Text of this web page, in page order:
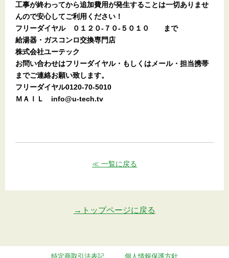
工事が終わってから追加費用が発生することは一切ありませ
んので安心してご利用ください！
フリーダイヤル ０１２０-７０-５０１０ まで
給湯器・ガスコンロ交換専門店
株式会社ユーテック
お問い合わせはフリーダイヤル・もしくはメール・担当携帯
までご連絡お願い致します。
フリーダイヤル0120-70-5010
ＭＡＩＬ info@u-tech.tv
≪ 一覧に戻る
→トップページに戻る
特定商取引法表記 個人情報保護方針